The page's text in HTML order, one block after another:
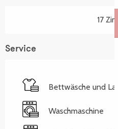
17
Service
Bettwäsche und
Waschmaschine